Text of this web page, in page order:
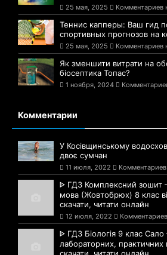
25 мая, 2025 Комментариев
Теннис капперы: Ваш гид
спортивных прогнозов на
25 мая, 2025 Комментариев
Як зменшити витрати на
біосептика Топас?
1 ноября, 2024
Комментарии
У Косівщинському
двоє сумчан
11 июля, 2022 Комментариев
ᐈ ГДЗ Комплексний зошит
мова (Жовтобрюх) 8 клас
скачати, читати онлайн
12 июля, 2022
ᐈ ГДЗ Біологія 9 клас
лабораторних, практичних